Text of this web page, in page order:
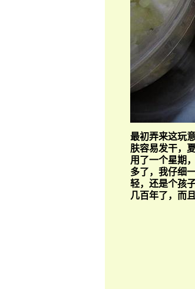
最初弄来这玩
肤容易发干，
用了一个星期，
多了，我仔细
轻，还是个孩
几百年了， 而